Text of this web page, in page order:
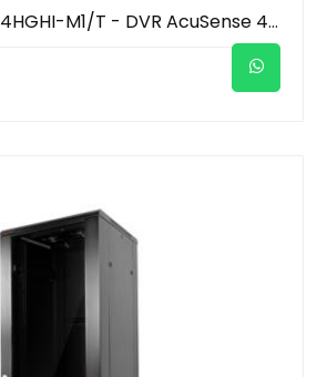
Hikvision DS-7204HGHI-M1/T - DVR AcuSense 4 Canaux 1080p Lite - H.265 Pro+ - Audio Coaxial - Détection Humain/Véhicule - 1 SATA (Jusqu'à 4To) - HDMI/VGA Full HD - Enregistreur Hybride Pro